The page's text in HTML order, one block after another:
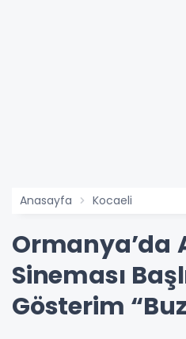
Anasayfa Kocaeli
Ormanya’da
Sineması
Gösterim